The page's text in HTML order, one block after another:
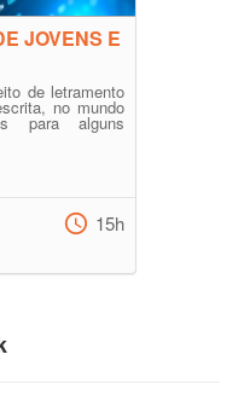
JOVENS E
de letramento
no mundo
para alguns
15h